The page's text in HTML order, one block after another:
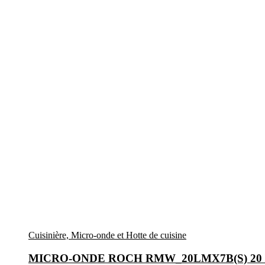
Cuisinière, Micro-onde et Hotte de cuisine
MICRO-ONDE ROCH RMW_20LMX7B(S)